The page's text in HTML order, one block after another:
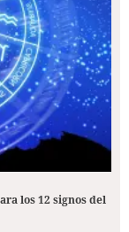
los 12 signos del